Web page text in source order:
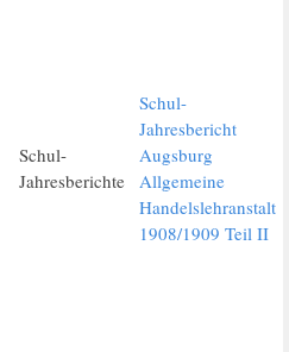
Schul-
Jahresberichte
Schul-
Jahresbericht
Augsburg
Allgemeine
Handelslehranstalt
1908/1909 Teil II